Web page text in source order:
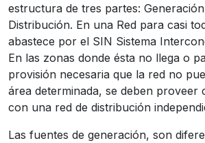
estructura de tres partes:
Distribución. En una Red para casi
abastece por el SIN Sistema
En las zonas donde ésta no llega o
provisión necesaria que la red no
área determinada, se deben proveer
con una red de distribución
Las fuentes de generación, son